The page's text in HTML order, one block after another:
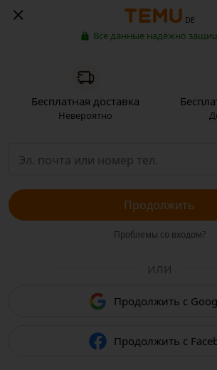
DE
Все данные надёжно
Бесплатная доставка
Невероятно
Продолжить
Проблемы со входом?
ИЛИ
Продолжить с
Продолжить с